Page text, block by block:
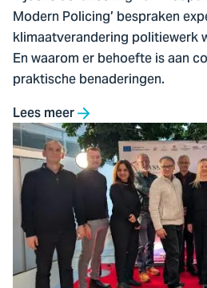
Modern Policing’ bespraken
klimaatverandering politiewerk
En waarom er behoefte is aan
praktische benaderingen.
Lees meer
Ga
naar
METACOG-
bijeenkomst
in
Košice